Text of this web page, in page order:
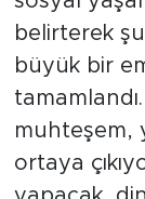
belirterek
büyük bir
muhteşem,
ortaya